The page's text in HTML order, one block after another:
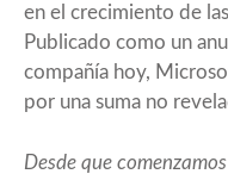
en el crecimiento de
Publicado como un
compañía hoy,
por una suma no
Desde que